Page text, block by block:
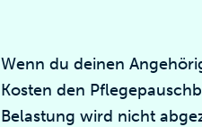
Wenn du deinen
Kosten den
Belastung wird nicht